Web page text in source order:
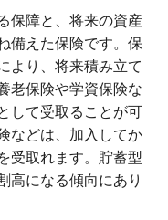
保障と、将来の資産
備えた保険です。保
より、将来積み立て
老保険や学資保険な
して受取ることが可
などは、加入してか
受取れます。貯蓄型
高になる傾向にあり